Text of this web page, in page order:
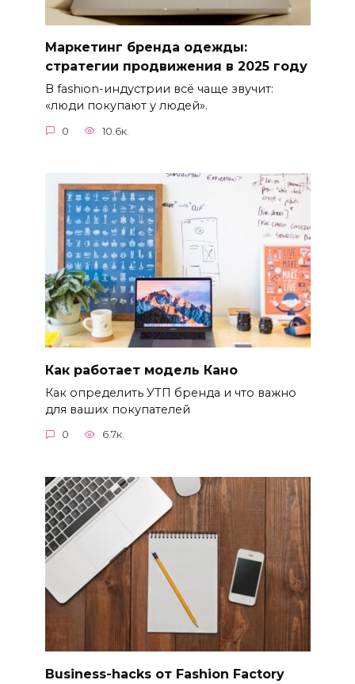
Маркетинг бренда одежды:
стратегии продвижения в 2025 году
В fashion-индустрии всё чаще звучит:
«люди покупают у людей».
0 10.6к.
Как работает модель Кано
Как определить УТП бренда и что важно
для ваших покупателей
0 6.7к.
Business-hacks от Fashion Factory